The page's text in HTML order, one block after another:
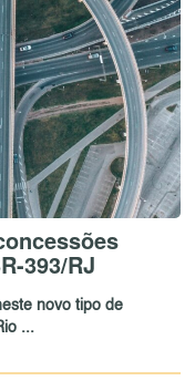
393/RJ
novo tipo de
...